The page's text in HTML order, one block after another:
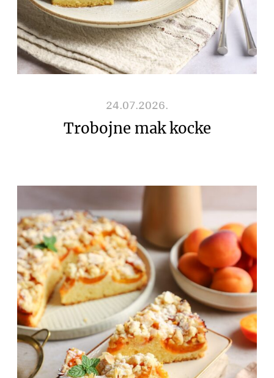
24.07.2026.
Trobojne mak kocke